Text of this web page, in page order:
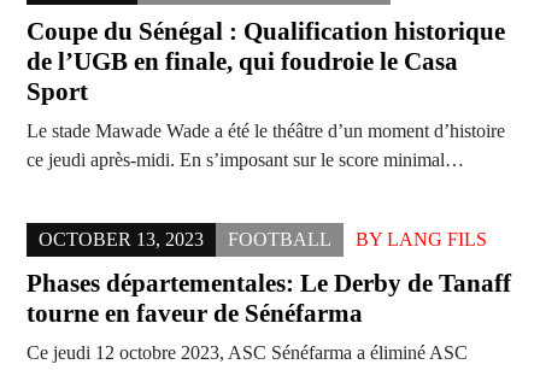
Coupe du Sénégal : Qualification historique
de l’UGB en finale, qui foudroie le Casa
Sport
Le stade Mawade Wade a été le théâtre d’un moment d’histoire
ce jeudi après-midi. En s’imposant sur le score minimal…
OCTOBER 13, 2023 FOOTBALL BY LANG FILS
Phases départementales: Le Derby de Tanaff
tourne en faveur de Sénéfarma
Ce jeudi 12 octobre 2023, ASC Sénéfarma a éliminé ASC